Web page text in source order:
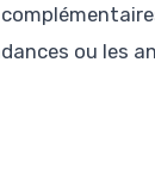
ou les